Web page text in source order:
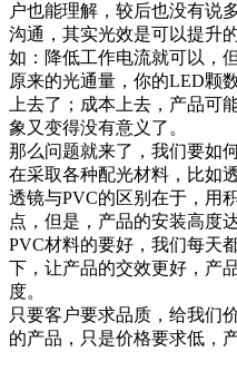
户也能理解，较后也没有说
沟通，其实光效是可以提升
如：降低工作电流就可以，
原来的光通量，你的LED颗
上去了；成本上去，产品可
象又变得没有意义了。
那么问题就来了，我们要如
在采取各种配光材料，比如
透镜与PVC的区别在于，用
点，但是，产品的安装高度
PVC材料的要好，我们每天
下，让产品的交效更好，产
度。
只要客户要求品质，给我们
的产品，只是价格要求低，